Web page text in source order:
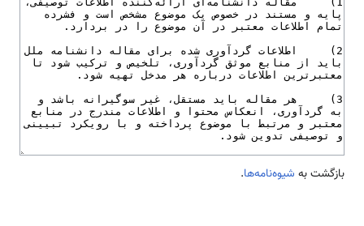
بازگشت به شیوه‌نامه‌ها.